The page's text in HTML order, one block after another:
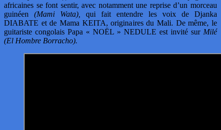
africaines se font sentir, avec notamment une reprise d’un morceau
guinéen (Mami Wata), qui fait entendre les voix de Djanka
DIABATE et de Mama KEITA, originaires du Mali. De même, le
guitariste congolais Papa « NOËL » NEDULE est invité sur Milé
(El Hombre Borracho).